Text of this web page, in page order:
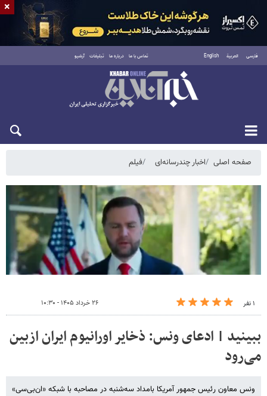
فارسی العربية English تماس با ما درباره ما تبلیغات آرشیو
دوشنبه ۱۹ مرداد ۱۴۰۵
صفحه اصلی اخبار چندرسانه‌ای فیلم
۱ نفر ۲۶ خرداد ۱۴۰۵ - ۱۰:۳۰
ببینید | ادعای ونس: ذخایر اورانیوم ایران ازبین
می‌رود
ونس معاون رئیس جمهور آمریکا بامداد سه‌شنبه در مصاحبه با شبکه «ان‌بی‌سی»
×